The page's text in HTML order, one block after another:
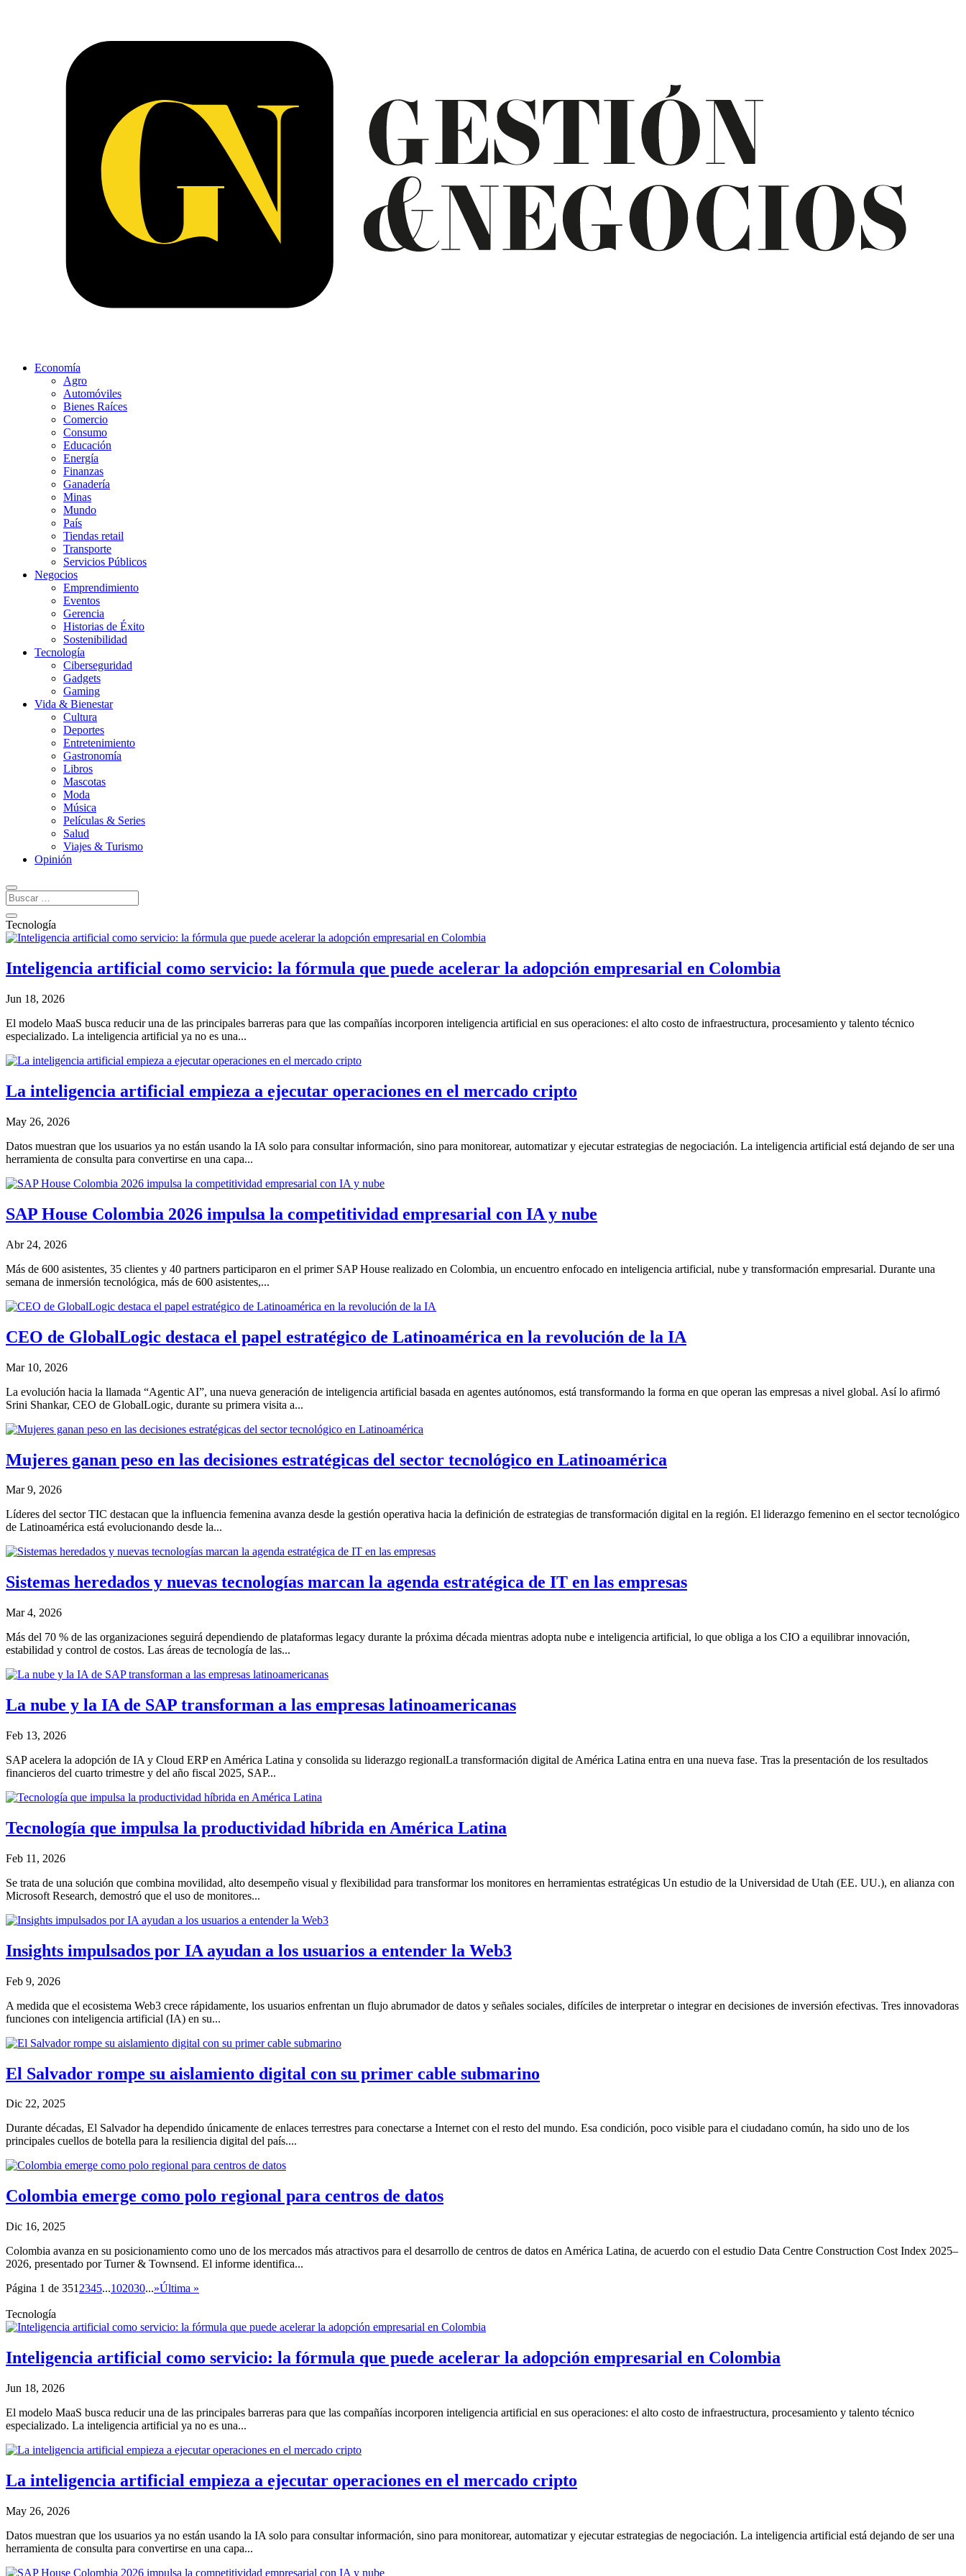
Economía
Agro
Automóviles
Bienes Raíces
Comercio
Consumo
Educación
Energía
Finanzas
Ganadería
Minas
Mundo
País
Tiendas retail
Transporte
Servicios Públicos
Negocios
Emprendimiento
Eventos
Gerencia
Historias de Éxito
Sostenibilidad
Tecnología
Ciberseguridad
Gadgets
Gaming
Vida & Bienestar
Cultura
Deportes
Entretenimiento
Gastronomía
Libros
Mascotas
Moda
Música
Películas & Series
Salud
Viajes & Turismo
Opinión
Tecnología
Inteligencia artificial como servicio: la fórmula que puede acelerar la adopción empresarial en Colombia
Jun 18, 2026
El modelo MaaS busca reducir una de las principales barreras para que las compañías incorporen inteligencia artificial en sus operaciones: el alto costo de infraestructura, procesamiento y talento técnico
especializado. La inteligencia artificial ya no es una...
La inteligencia artificial empieza a ejecutar operaciones en el mercado cripto
May 26, 2026
Datos muestran que los usuarios ya no están usando la IA solo para consultar información, sino para monitorear, automatizar y ejecutar estrategias de negociación. La inteligencia artificial está dejando de ser una
herramienta de consulta para convertirse en una capa...
SAP House Colombia 2026 impulsa la competitividad empresarial con IA y nube
Abr 24, 2026
Más de 600 asistentes, 35 clientes y 40 partners participaron en el primer SAP House realizado en Colombia, un encuentro enfocado en inteligencia artificial, nube y transformación empresarial. Durante una
semana de inmersión tecnológica, más de 600 asistentes,...
CEO de GlobalLogic destaca el papel estratégico de Latinoamérica en la revolución de la IA
Mar 10, 2026
La evolución hacia la llamada “Agentic AI”, una nueva generación de inteligencia artificial basada en agentes autónomos, está transformando la forma en que operan las empresas a nivel global. Así lo afirmó
Srini Shankar, CEO de GlobalLogic, durante su primera visita a...
Mujeres ganan peso en las decisiones estratégicas del sector tecnológico en Latinoamérica
Mar 9, 2026
Líderes del sector TIC destacan que la influencia femenina avanza desde la gestión operativa hacia la definición de estrategias de transformación digital en la región. El liderazgo femenino en el sector tecnológico
de Latinoamérica está evolucionando desde la...
Sistemas heredados y nuevas tecnologías marcan la agenda estratégica de IT en las empresas
Mar 4, 2026
Más del 70 % de las organizaciones seguirá dependiendo de plataformas legacy durante la próxima década mientras adopta nube e inteligencia artificial, lo que obliga a los CIO a equilibrar innovación,
estabilidad y control de costos. Las áreas de tecnología de las...
La nube y la IA de SAP transforman a las empresas latinoamericanas
Feb 13, 2026
SAP acelera la adopción de IA y Cloud ERP en América Latina y consolida su liderazgo regionalLa transformación digital de América Latina entra en una nueva fase. Tras la presentación de los resultados
financieros del cuarto trimestre y del año fiscal 2025, SAP...
Tecnología que impulsa la productividad híbrida en América Latina
Feb 11, 2026
Se trata de una solución que combina movilidad, alto desempeño visual y flexibilidad para transformar los monitores en herramientas estratégicas Un estudio de la Universidad de Utah (EE. UU.), en alianza con
Microsoft Research, demostró que el uso de monitores...
Insights impulsados por IA ayudan a los usuarios a entender la Web3
Feb 9, 2026
A medida que el ecosistema Web3 crece rápidamente, los usuarios enfrentan un flujo abrumador de datos y señales sociales, difíciles de interpretar o integrar en decisiones de inversión efectivas. Tres innovadoras
funciones con inteligencia artificial (IA) en su...
El Salvador rompe su aislamiento digital con su primer cable submarino
Dic 22, 2025
Durante décadas, El Salvador ha dependido únicamente de enlaces terrestres para conectarse a Internet con el resto del mundo. Esa condición, poco visible para el ciudadano común, ha sido uno de los
principales cuellos de botella para la resiliencia digital del país....
Colombia emerge como polo regional para centros de datos
Dic 16, 2025
Colombia avanza en su posicionamiento como uno de los mercados más atractivos para el desarrollo de centros de datos en América Latina, de acuerdo con el estudio Data Centre Construction Cost Index 2025–
2026, presentado por Turner & Townsend. El informe identifica...
Página 1 de 351 2345...102030...»Última »
Tecnología
Inteligencia artificial como servicio: la fórmula que puede acelerar la adopción empresarial en Colombia
Jun 18, 2026
El modelo MaaS busca reducir una de las principales barreras para que las compañías incorporen inteligencia artificial en sus operaciones: el alto costo de infraestructura, procesamiento y talento técnico
especializado. La inteligencia artificial ya no es una...
La inteligencia artificial empieza a ejecutar operaciones en el mercado cripto
May 26, 2026
Datos muestran que los usuarios ya no están usando la IA solo para consultar información, sino para monitorear, automatizar y ejecutar estrategias de negociación. La inteligencia artificial está dejando de ser una
herramienta de consulta para convertirse en una capa...